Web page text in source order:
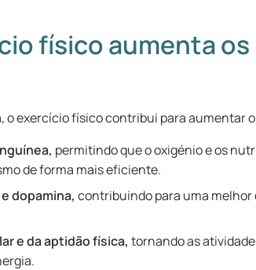
físico aumenta os
o exercício físico contribui para aumentar
permitindo que o oxigénio e os
de forma mais eficiente.
dopamina, contribuindo para uma melhor
e da aptidão física, tornando as